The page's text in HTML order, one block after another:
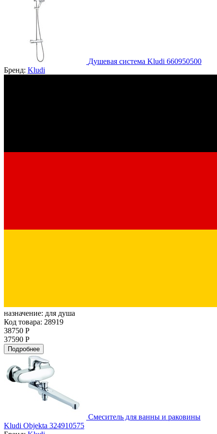
Душевая система Kludi 660950500
Бренд: Kludi
назначение: для душа
Код товара: 28919
38750 Р
37590 Р
Подробнее
Смеситель для ванны и раковины
Kludi Objekta 324910575